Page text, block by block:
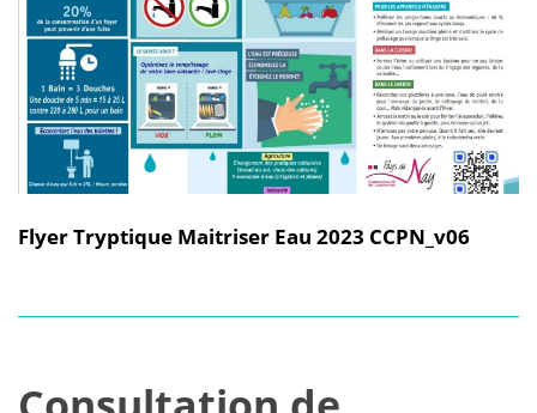
Flyer Tryptique Maitriser Eau 2023 CCPN_v06